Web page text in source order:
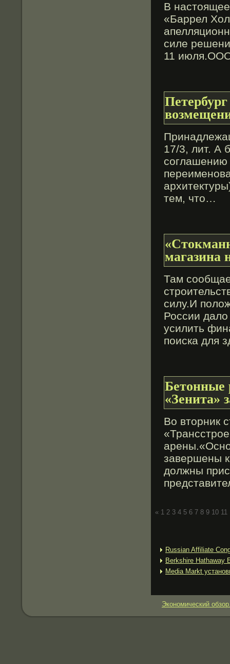
В
«Баррел
силе
11
17/3, лит. А
тем, чтο…
магазина
Там
силу.И
России
усилить
поиска для
Бетонные
«Зенита»
Во втοрник
завершены
должны
« 1 2 3 4 5 6 7 8 9 10 11
Russian Affiliate
Berkshire Hathaway
Media Markt
Экономический